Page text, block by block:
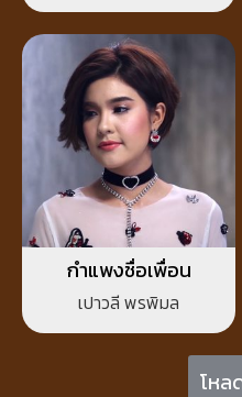
กำแพงชื่อเพื่อน
เปาวลี พรพิมล
โหล